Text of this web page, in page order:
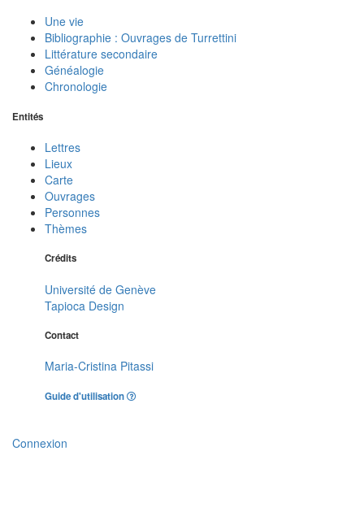
Une vie
Bibliographie : Ouvrages de Turrettini
Littérature secondaire
Généalogie
Chronologie
Entités
Lettres
Lieux
Carte
Ouvrages
Personnes
Thèmes
Crédits
Université de Genève
Tapioca Design
Contact
Maria-Cristina Pitassi
Guide d'utilisation
Connexion